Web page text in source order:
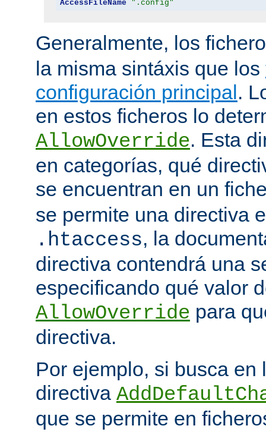
AccessFileName ".config"
Generalmente, los
la misma sintáxis que los
configuración principal.
en estos ficheros lo
AllowOverride. Esta
en categorías, qué
se encuentran en un
se permite una directiva
.htaccess, la
directiva contendrá una
especificando qué valor
AllowOverride para
directiva.
Por ejemplo, si busca en
directiva
que se permite en